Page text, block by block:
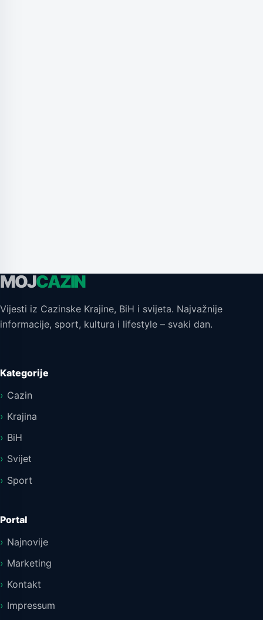
MOJCAZIN
Vijesti iz Cazinske Krajine, BiH i svijeta. Najvažnije
informacije, sport, kultura i lifestyle – svaki dan.
Kategorije
Cazin
Krajina
BiH
Svijet
Sport
Portal
Najnovije
Marketing
Kontakt
Impressum